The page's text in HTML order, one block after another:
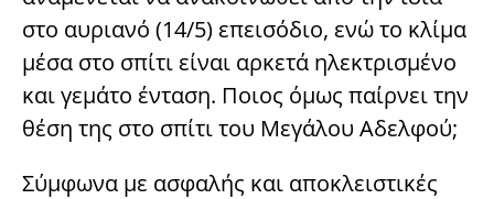
στο αυριανό (14/5) επεισόδιο, ενώ το κλίμα
μέσα στο σπίτι είναι αρκετά ηλεκτρισμένο
και γεμάτο ένταση. Ποιος όμως παίρνει την
θέση της στο σπίτι του Μεγάλου Αδελφού;
Σύμφωνα με ασφαλής και αποκλειστικές